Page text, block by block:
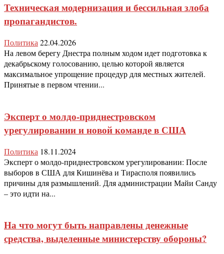
Техническая модернизация и бессильная злоба
пропагандистов.
Политика 22.04.2026
На левом берегу Днестра полным ходом идет подготовка к
декабрьскому голосованию, целью которой является
максимальное упрощение процедур для местных жителей.
Принятые в первом чтении...
Эксперт о молдо-приднестровском
урегулировании и новой команде в США
Политика 18.11.2024
Эксперт о молдо-приднестровском урегулировании: После
выборов в США для Кишинёва и Тирасполя появились
причины для размышлений. Для администрации Майи Санду
– это идти на...
На что могут быть направлены денежные
средства, выделенные министерству обороны?